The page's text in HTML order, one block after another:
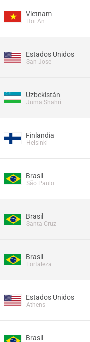
Vietnam
Hoi An
Estados Unidos
San Jose
Uzbekistán
Juma Shahri
Finlandia
Helsinki
Brasil
São Paulo
Brasil
Santa Cruz
Brasil
Fortaleza
Estados Unidos
Athens
Brasil